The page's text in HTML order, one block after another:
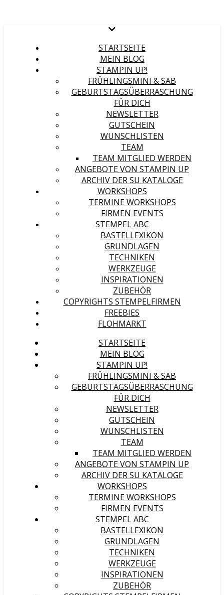
STARTSEITE
MEIN BLOG
STAMPIN UP!
FRÜHLINGSMINI & SAB
GEBURTSTAGSÜBERRASCHUNG
FÜR DICH
NEWSLETTER
GUTSCHEIN
WUNSCHLISTEN
TEAM
TEAM MITGLIED WERDEN
ANGEBOTE VON STAMPIN UP
ARCHIV DER SU KATALOGE
WORKSHOPS
TERMINE WORKSHOPS
FIRMEN EVENTS
STEMPEL ABC
BASTELLEXIKON
GRUNDLAGEN
TECHNIKEN
WERKZEUGE
INSPIRATIONEN
ZUBEHÖR
COPYRIGHTS STEMPELFIRMEN
FREEBIES
FLOHMARKT
STARTSEITE
MEIN BLOG
STAMPIN UP!
FRÜHLINGSMINI & SAB
GEBURTSTAGSÜBERRASCHUNG
FÜR DICH
NEWSLETTER
GUTSCHEIN
WUNSCHLISTEN
TEAM
TEAM MITGLIED WERDEN
ANGEBOTE VON STAMPIN UP
ARCHIV DER SU KATALOGE
WORKSHOPS
TERMINE WORKSHOPS
FIRMEN EVENTS
STEMPEL ABC
BASTELLEXIKON
GRUNDLAGEN
TECHNIKEN
WERKZEUGE
INSPIRATIONEN
ZUBEHÖR